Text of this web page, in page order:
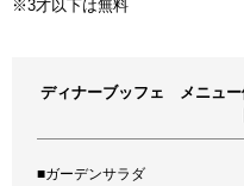
※3才以下は無料
ディナーブッフェ メニュー
■ガーデンサラダ